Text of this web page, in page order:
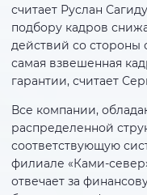
считает Руслан
подбору кадров
действий со стороны
самая взвешенная
гарантии, считает
Все компании,
распределенной
соответствующую
филиале «Ками-
отвечает за